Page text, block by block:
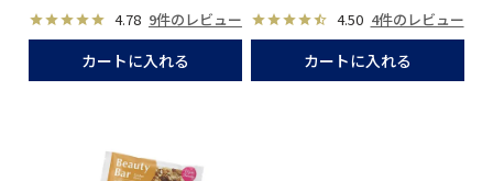
4.78 9件のレビュー
カートに入れる
4.50 4件のレビュー
カートに入れる